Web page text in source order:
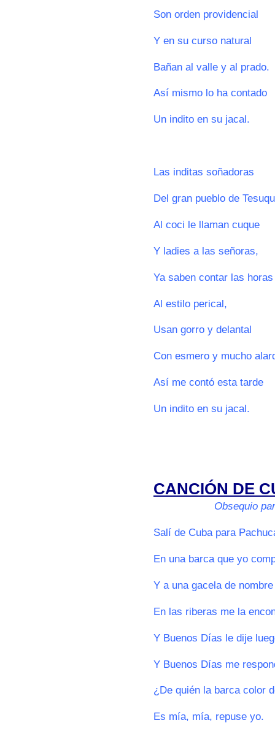
Son orden providencial
Y en su curso natural
Bañan al valle y al prado.
Así mismo lo ha contado
Un indito en su jacal.
Las inditas soñadoras
Del gran pueblo de
Al coci le llaman cuque
Y ladies a las señoras,
Ya saben contar las horas
Al estilo perical,
Usan gorro y delantal
Con esmero y mucho
Así me contó esta tarde
Un indito en su jacal.
CANCIÓN DE
Obsequio
Salí de Cuba para
En una barca que yo
Y a una gacela de
En las riberas me la
Y Buenos Días le dije
Y Buenos Días me
¿De quién la barca color
Es mía, mía, repuse yo.